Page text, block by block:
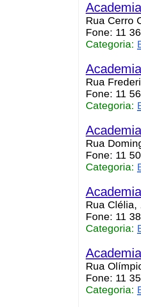
Rua Cerro
Fone: 11
Categoria:
Rua
Fone: 11
Categoria:
Rua
Fone: 11
Categoria:
Rua Clélia,
Fone: 11
Categoria:
Rua
Fone: 11
Categoria: